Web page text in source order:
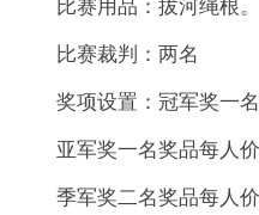
比赛用品：拔河绳根。
比赛裁判：两名
奖项设置：冠军奖一
亚军奖一名奖品每人
季军奖二名奖品每人